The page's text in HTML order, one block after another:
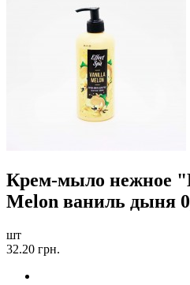
Крем-мыло нежное
Melon ваниль дыня
шт
32.20 грн.